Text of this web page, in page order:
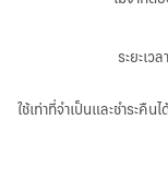
ระยะเว
ใช้เท่าที่จำเป็นและชำระคื